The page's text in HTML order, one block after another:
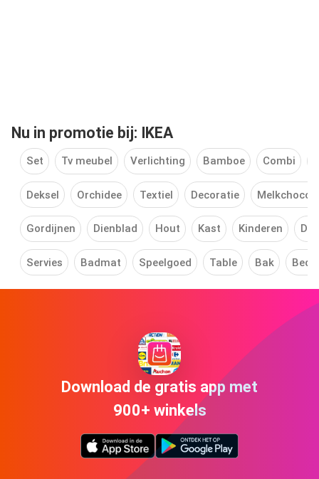
Nu in promotie bij: IKEA
Set Tv meubel Verlichting Bamboe Combi
Deksel Orchidee Textiel Decoratie
Gordijnen Dienblad Hout Kast Kinderen
Servies Badmat Speelgoed Table Bak
Download de gratis app met
900+ winkels